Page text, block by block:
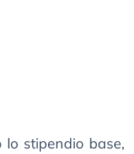
stipendio base,